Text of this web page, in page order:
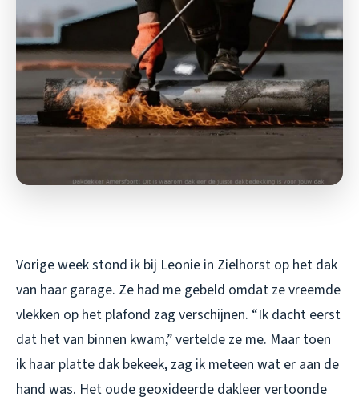
Vorige week stond ik bij Leonie in Zielhorst op het dak
van haar garage. Ze had me gebeld omdat ze vreemde
vlekken op het plafond zag verschijnen. “Ik dacht eerst
dat het van binnen kwam,” vertelde ze me. Maar toen
ik haar platte dak bekeek, zag ik meteen wat er aan de
hand was. Het oude geoxideerde dakleer vertoonde